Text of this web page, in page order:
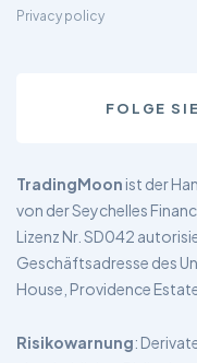
Privacy policy
FOLGE
TradingMoon ist der
von der Seychelles
Lizenz Nr. SD042
Geschäftsadresse des
House, Providence
Risikowarnung: